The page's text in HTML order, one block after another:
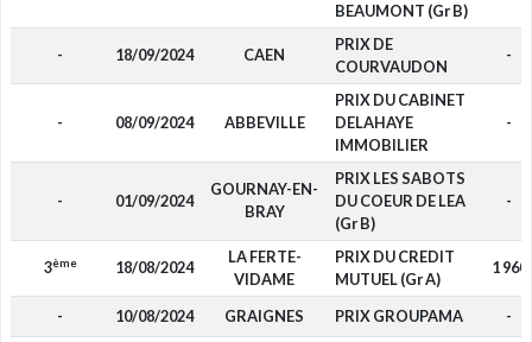
BEAUMONT (Gr B)
- 18/09/2024 CAEN
PRIX DE
COURVAUDON
-
- 08/09/2024 ABBEVILLE
PRIX DU CABINET
DELAHAYE
IMMOBILIER
-
- 01/09/2024
GOURNAY-EN-
BRAY
PRIX LES SABOTS
DU COEUR DE LEA
(Gr B)
-
3ème 18/08/2024
LA FERTE-
VIDAME
PRIX DU CREDIT
MUTUEL (Gr A)
1 960
- 10/08/2024 GRAIGNES PRIX GROUPAMA -